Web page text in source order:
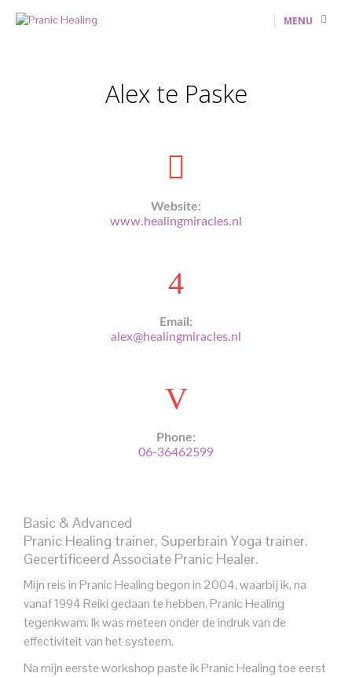
MENU
Alex te Paske
Website:
www.healingmiracles.nl
Email:
alex@healingmiracles.nl
Phone:
06-36462599
Basic & Advanced
Pranic Healing trainer, Superbrain Yoga trainer.
Gecertificeerd Associate Pranic Healer.
Mijn reis in Pranic Healing begon in 2004, waarbij ik, na
vanaf 1994 Reiki gedaan te hebben, Pranic Healing
tegenkwam. Ik was meteen onder de indruk van de
effectiviteit van het systeem.
Na mijn eerste workshop paste ik Pranic Healing toe eerst